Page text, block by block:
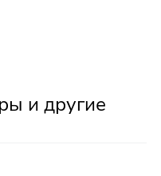
и другие